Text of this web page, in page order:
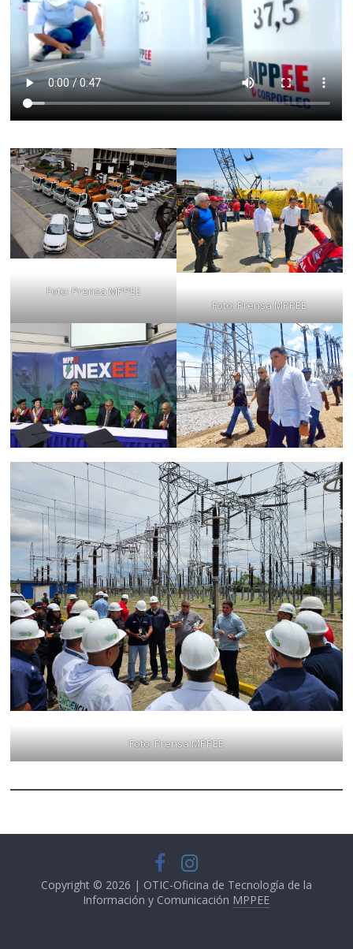
Foto: Prensa MPPEE
Foto: Prensa MPPEE
Foto: Prensa MPPEE
Copyright © 2026 | OTIC-Oficina de Tecnología de la
Información y Comunicación MPPEE